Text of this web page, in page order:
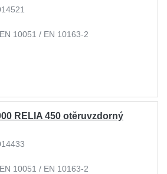
10051 / EN 10163-2
RELIA 450 otěruvzdorný
10051 / EN 10163-2